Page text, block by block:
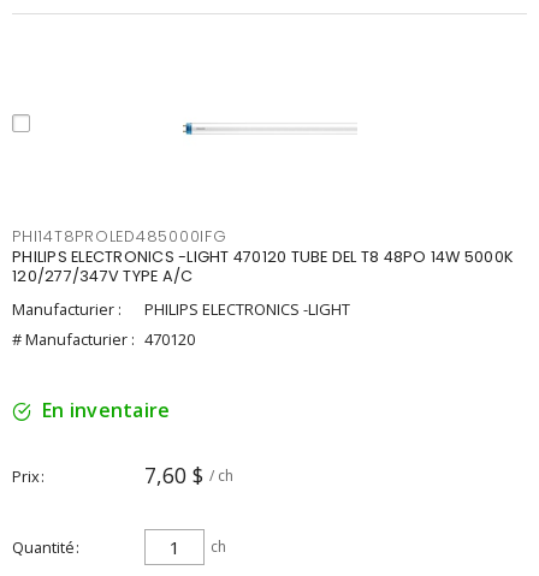
PHI14T8PROLED485000IFG
PHILIPS ELECTRONICS -LIGHT 470120 TUBE DEL T8 48PO 14W 5000K
120/277/347V TYPE A/C
Manufacturier :
PHILIPS ELECTRONICS -LIGHT
# Manufacturier : 470120
En inventaire
Prix 7,60 $ / ch
Quantité ch